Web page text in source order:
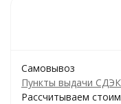
Самовывоз
Пункты выдачи
Рассчитываем